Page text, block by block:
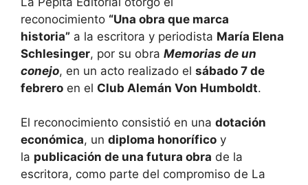
reconocimiento “Una obra que marca
historia” a la escritora y periodista María Elena
Schlesinger, por su obra Memorias de un
conejo, en un acto realizado el sábado 7 de
febrero en el Club Alemán Von Humboldt.
El reconocimiento consistió en una dotación
económica, un diploma honorífico y
la publicación de una futura obra de la
escritora, como parte del compromiso de La